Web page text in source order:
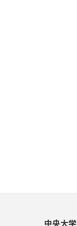
中央大学